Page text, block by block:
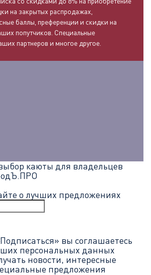
на закрытых распродажах,
баллы, преференции и скидки на
попутчиков. Специальные
партнеров и многое другое.
каюты для владельцев
о лучших предложениях
вы соглашаетесь
персональных данных
новости, интересные
предложения